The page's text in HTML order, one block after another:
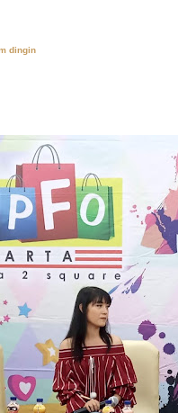
dingin